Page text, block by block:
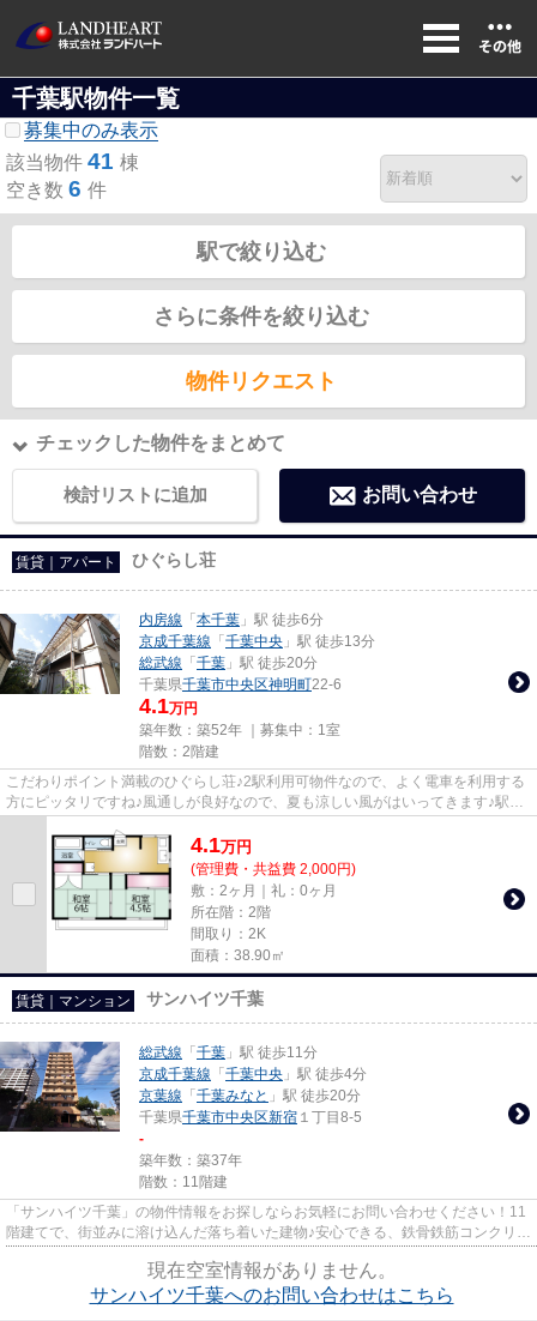
千葉駅物件一覧
募集中のみ表示
該当物件 41 棟
空き数 6 件
駅で絞り込む
さらに条件を絞り込む
物件リクエスト
チェックした物件をまとめて
検討リストに追加 お問い合わせ
賃貸｜アパート ひぐらし荘
内房線 「 本千葉 」駅 徒歩6分
京成千葉線 「 千葉中央 」駅 徒歩13分
総武線 「 千葉 」駅 徒歩20分
千葉県千葉市中央区神明町22-6
4.1万円
築年数：築52年 ｜募集中： 1室
階数：2階建
こだわりポイント満載のひぐらし荘♪2駅利用可物件なので、よく電車を利用する
方にピッタリですね♪風通しが良好なので、夏も涼しい風がはいってきます♪駅か
4.1万円
(管理費・共益費 2,000円)
敷：2ヶ月｜礼：0ヶ月
所在階：2階
間取り：2K
面積：38.90㎡
賃貸｜マンション サンハイツ千葉
総武線 「 千葉 」駅 徒歩11分
京成千葉線 「 千葉中央 」駅 徒歩4分
京葉線 「 千葉みなと 」駅 徒歩20分
千葉県千葉市中央区新宿 １丁目8-5
-
築年数：築37年
階数：11階建
「サンハイツ千葉」の物件情報をお探しならお気軽にお問い合わせください！11
階建てで、街並みに溶け込んだ落ち着いた建物♪安心できる、鉄骨鉄筋コンクリー
現在空室情報がありません。
サンハイツ千葉へのお問い合わせはこちら